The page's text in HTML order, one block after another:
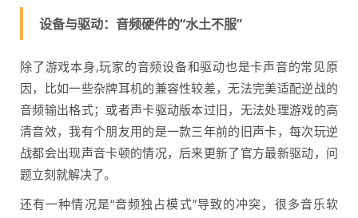
设备与驱动：音频硬件的“水土不服”
除了游戏本身,玩家的音频设备和驱动也是卡声音的常见原
因，比如一些杂牌耳机的兼容性较差，无法完美适配逆战的
音频输出格式；或者声卡驱动版本过旧，无法处理游戏的高
清音效，我有个朋友用的是一款三年前的旧声卡，每次玩逆
战都会出现声音卡顿的情况，后来更新了官方最新驱动，问
题立刻就解决了。
还有一种情况是“音频独占模式”导致的冲突，很多音乐软